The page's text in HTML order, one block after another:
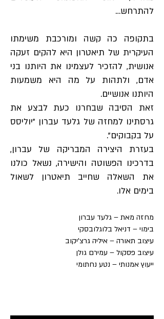
להתרחש…
בתקופה כה קשה ומורכבת משימתו
העיקרית של תיאטרון היא להקים זעקה
אנושית, להזכיר לעצמינו את היותנו בני
אדם, ולתהות על מה היא משמעות
היותנו אנושיים.
זאת הסיבה שבחרנו כעת לבצע את
גרסתינו למחזה של גלעד עברון "יוליסס
על בקבוקים".
בעזרת היצירה המבריקה של עברון,
בדרכינו הפשוטה והישירה, נשאל כולנו
את השאלה שחייב תיאטרון לשאול
בימים אלו.
מחזה מאת – גלעד עברון
בימוי – דניאל בלוגלובסקי
עיצוב תאורה – איליה גרצ'יקוב
עיצוב פסקול – עמירם גולן
ייעוץ אמנותי – נטע נחתומי